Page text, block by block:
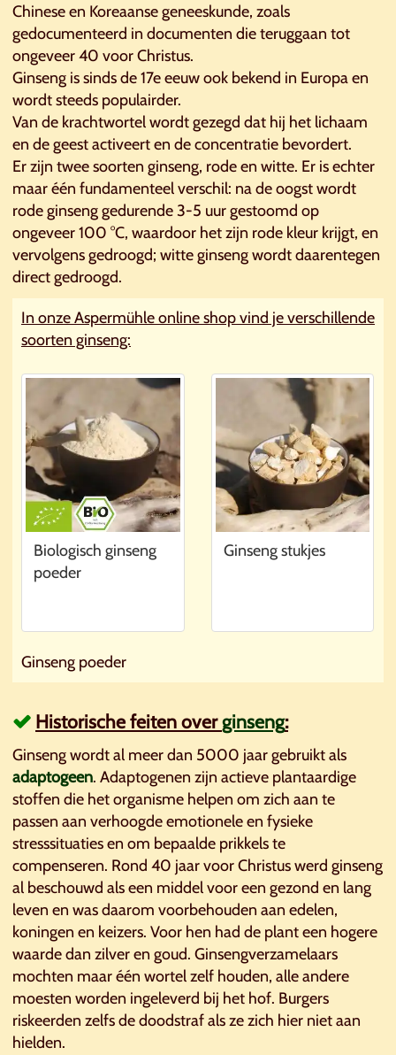
Chinese en Koreaanse geneeskunde, zoals
gedocumenteerd in documenten die teruggaan tot
ongeveer 40 voor Christus.
Ginseng is sinds de 17e eeuw ook bekend in Europa en
wordt steeds populairder.
Van de krachtwortel wordt gezegd dat hij het lichaam
en de geest activeert en de concentratie bevordert.
Er zijn twee soorten ginseng, rode en witte. Er is echter
maar één fundamenteel verschil: na de oogst wordt
rode ginseng gedurende 3-5 uur gestoomd op
ongeveer 100 °C, waardoor het zijn rode kleur krijgt, en
vervolgens gedroogd; witte ginseng wordt daarentegen
direct gedroogd.
In onze Aspermühle online shop vind je verschillende
soorten ginseng:
Biologisch ginseng
poeder
Ginseng stukjes
Ginseng poeder
Historische feiten overginseng:
Ginseng wordt al meer dan 5000 jaar gebruikt als
adaptogeen. Adaptogenen zijn actieve plantaardige
stoffen die het organisme helpen om zich aan te
passen aan verhoogde emotionele en fysieke
stresssituaties en om bepaalde prikkels te
compenseren. Rond 40 jaar voor Christus werd ginseng
al beschouwd als een middel voor een gezond en lang
leven en was daarom voorbehouden aan edelen,
koningen en keizers. Voor hen had de plant een hogere
waarde dan zilver en goud. Ginsengverzamelaars
mochten maar één wortel zelf houden, alle andere
moesten worden ingeleverd bij het hof. Burgers
riskeerden zelfs de doodstraf als ze zich hier niet aan
hielden.